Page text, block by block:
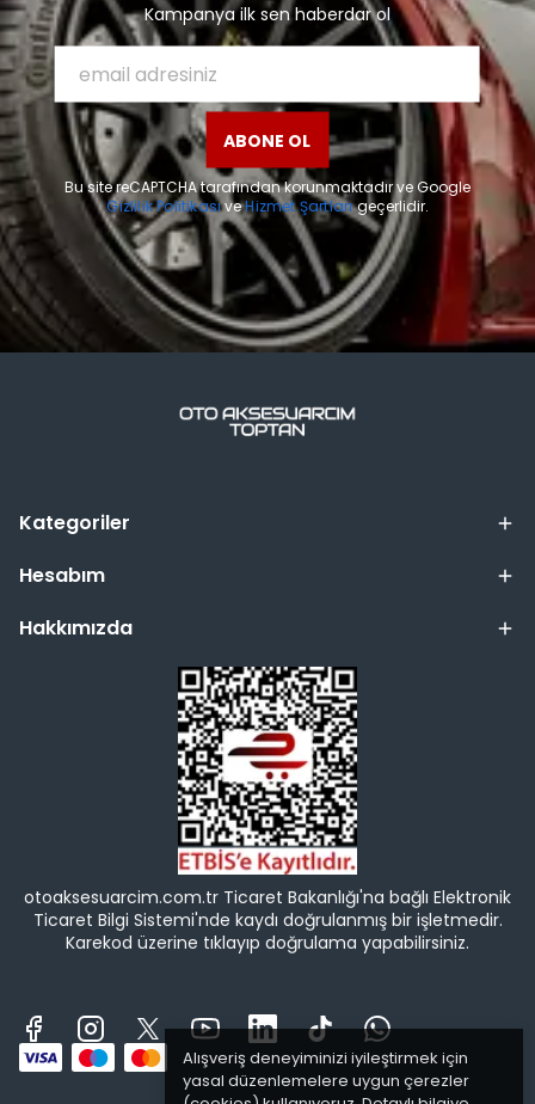
Alışveriş deneyiminizi iyileştirmek için
yasal düzenlemelere uygun çerezler
Kampanya ilk sen haberdar ol
ABONE OL
Bu site reCAPTCHA tarafından korunmaktadır ve Google
Gizlilik PolitikasıveHizmet Şartlarıgeçerlidir.
Kategoriler
Hesabım
Hakkımızda
otoaksesuarcim.com.tr Ticaret Bakanlığı'na bağlı Elektronik
Ticaret Bilgi Sistemi'nde kaydı doğrulanmış bir işletmedir.
Karekod üzerine tıklayıp doğrulama yapabilirsiniz.